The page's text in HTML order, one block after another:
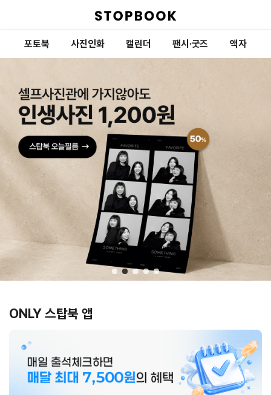
포토북 사진인화 캘린더 팬시·굿즈 액자
ONLY 스탑북 앱